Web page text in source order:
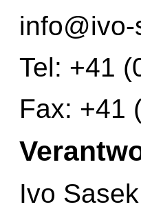
Tel: +41
Fax: +41
Ivo Sasek